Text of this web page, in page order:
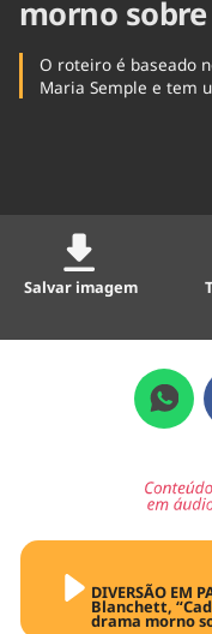
morno
O roteiro é baseado
Maria Semple e tem
Salvar imagem
DIVERSÃO EM
Blanchett,
drama morno